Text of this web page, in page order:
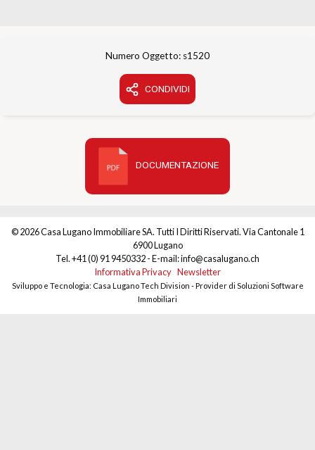
Numero Oggetto: s1520
CONDIVIDI
DOCUMENTAZIONE
© 2026 Casa Lugano Immobiliare SA. Tutti I Diritti Riservati. Via Cantonale 1
6900 Lugano
Tel. +41 (0) 91 9450332 - E-mail: info@casalugano.ch
Informativa Privacy Newsletter
Sviluppo e Tecnologia: Casa Lugano Tech Division - Provider di Soluzioni Software
Immobiliari